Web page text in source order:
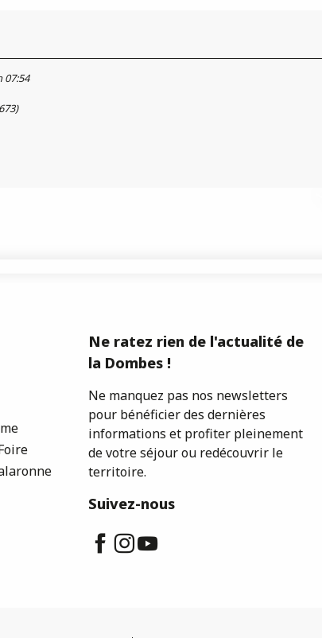
07:54
)
Ne ratez rien de l'actualité de
la Dombes !
Ne manquez pas nos newsletters
pour bénéficier des dernières
informations et profiter pleinement
de votre séjour ou redécouvrir le
territoire.
Suivez-nous